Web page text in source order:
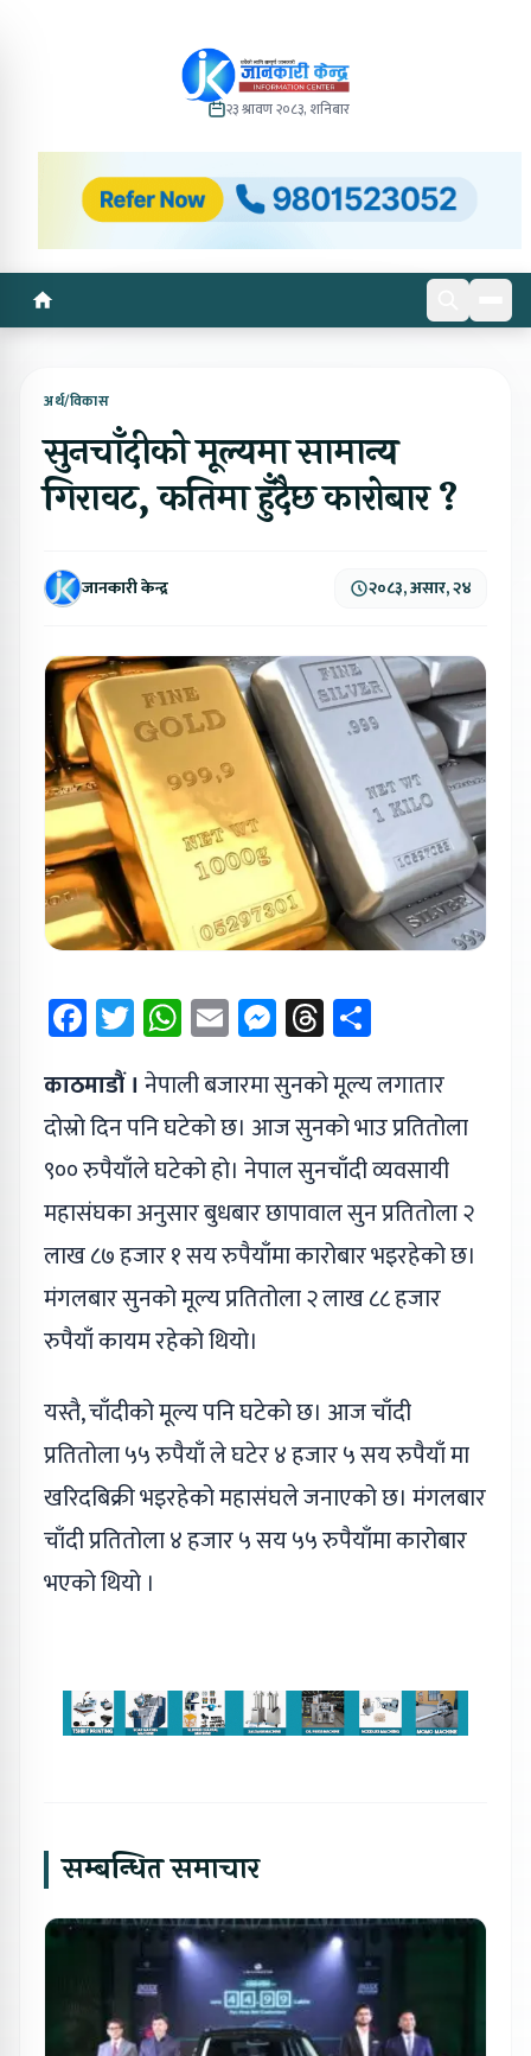
२३ श्रावण २०८३, शनिबार
अर्थ/विकास
सुनचाँदीको मूल्यमा सामान्य
गिरावट, कतिमा हुँदैछ कारोबार ?
जानकारी केन्द्र २०८३, असार, २४
Facebook
Twitter
WhatsApp
EmailMessenger
Threads
काठमाडौं । नेपाली बजारमा सुनको मूल्य लगातार
दोस्रो दिन पनि घटेको छ। आज सुनको भाउ प्रतितोला
९०० रुपैयाँले घटेको हो। नेपाल सुनचाँदी व्यवसायी
महासंघका अनुसार बुधबार छापावाल सुन प्रतितोला २
लाख ८७ हजार १ सय रुपैयाँमा कारोबार भइरहेको छ।
मंगलबार सुनको मूल्य प्रतितोला २ लाख ८८ हजार
रुपैयाँ कायम रहेको थियो।
यस्तै, चाँदीको मूल्य पनि घटेको छ। आज चाँदी
प्रतितोला ५५ रुपैयाँ ले घटेर ४ हजार ५ सय रुपैयाँ मा
खरिदबिक्री भइरहेको महासंघले जनाएको छ। मंगलबार
चाँदी प्रतितोला ४ हजार ५ सय ५५ रुपैयाँमा कारोबार
भएको थियो ।
सम्बन्धित समाचार